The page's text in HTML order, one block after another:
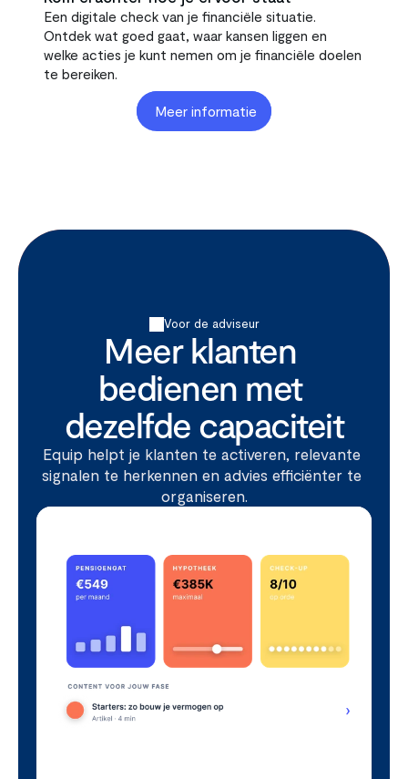
Een digitale check van je financiële situatie.
Ontdek wat goed gaat, waar kansen liggen en
welke acties je kunt nemen om je financiële doelen
te bereiken.
Meer informatie
Voor de adviseur
Meer klanten
bedienen met
dezelfde capaciteit
Equip helpt je klanten te activeren, relevante
signalen te herkennen en advies efficiënter te
organiseren.